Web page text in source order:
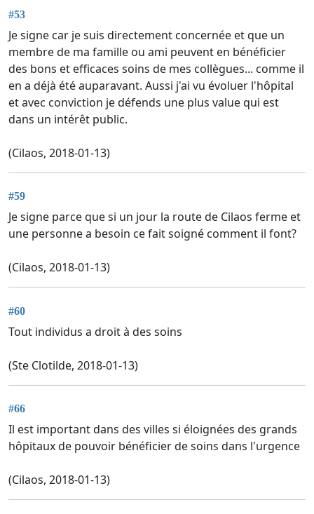
#53
Je signe car je suis directement concernée et que un
membre de ma famille ou ami peuvent en bénéficier
des bons et efficaces soins de mes collègues... comme il
en a déjà été auparavant. Aussi j'ai vu évoluer l'hôpital
et avec conviction je défends une plus value qui est
dans un intérêt public.
(Cilaos, 2018-01-13)
#59
Je signe parce que si un jour la route de Cilaos ferme et
une personne a besoin ce fait soigné comment il font?
(Cilaos, 2018-01-13)
#60
Tout individus a droit à des soins
(Ste Clotilde, 2018-01-13)
#66
Il est important dans des villes si éloignées des grands
hôpitaux de pouvoir bénéficier de soins dans l'urgence
(Cilaos, 2018-01-13)